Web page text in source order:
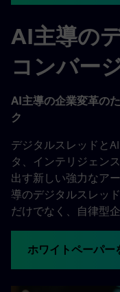
AI主導の
コンバー
AI主導の企業変革の
ク
デジタルスレッドと
タ、インテリジェン
出す新しい強力なア
導のデジタルスレッ
だけでなく、自律型
ホワイトペーパー